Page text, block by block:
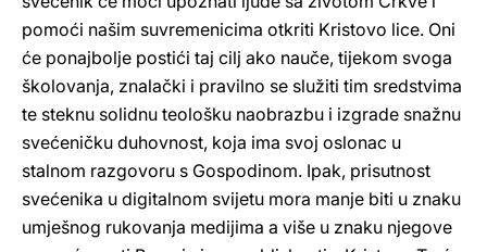
pomoći našim suvremenicima otkriti Kristovo lice. Oni
će ponajbolje postići taj cilj ako nauče, tijekom svoga
školovanja, znalački i pravilno se služiti tim sredstvima
te steknu solidnu teološku naobrazbu i izgrade snažnu
svećeničku duhovnost, koja ima svoj oslonac u
stalnom razgovoru s Gospodinom. Ipak, prisutnost
svećenika u digitalnom svijetu mora manje biti u znaku
umješnog rukovanja medijima a više u znaku njegove